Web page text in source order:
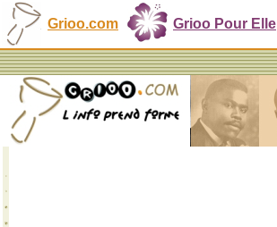
Grioo.com Grioo Pour Elle